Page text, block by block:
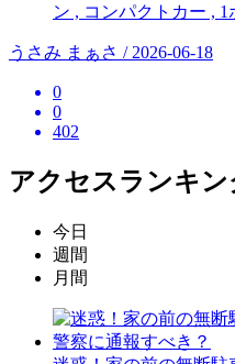
ン , コンパクトカー ,
うさみ まぁさ / 2026-06-18
0
0
402
アクセスランキン
今日
週間
月間